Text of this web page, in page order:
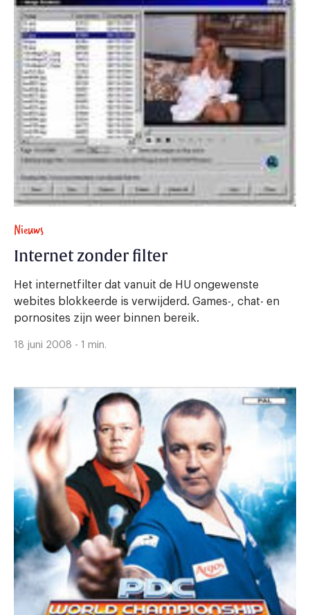
Nieuws
Internet zonder filter
Het internetfilter dat vanuit de HU ongewenste
webites blokkeerde is verwijderd. Games-, chat- en
pornosites zijn weer binnen bereik.
18 juni 2008 - 1 min.